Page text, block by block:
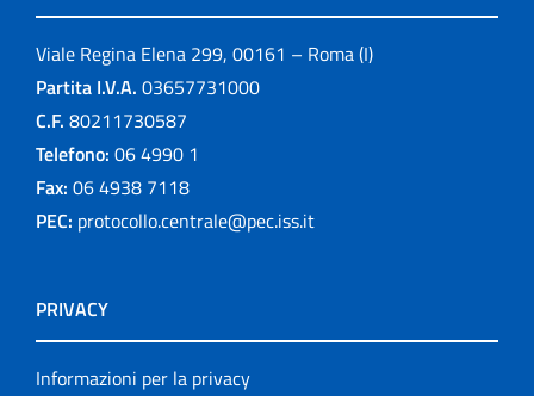
Viale Regina Elena 299, 00161 – Roma (I)
Partita I.V.A. 03657731000
C.F. 80211730587
Telefono: 06 4990 1
Fax: 06 4938 7118
PEC: protocollo.centrale@pec.iss.it
PRIVACY
Informazioni per la privacy